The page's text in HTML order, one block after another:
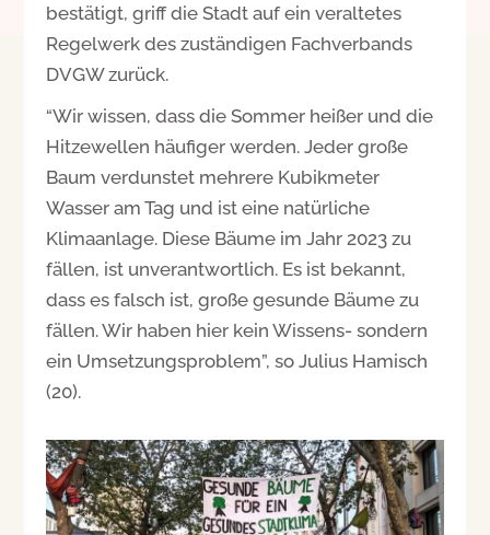
bestätigt, griff die Stadt auf ein veraltetes
Regelwerk des zuständigen Fachverbands
DVGW zurück.
“Wir wissen, dass die Sommer heißer und die
Hitzewellen häufiger werden. Jeder große
Baum verdunstet mehrere Kubikmeter
Wasser am Tag und ist eine natürliche
Klimaanlage. Diese Bäume im Jahr 2023 zu
fällen, ist unverantwortlich. Es ist bekannt,
dass es falsch ist, große gesunde Bäume zu
fällen. Wir haben hier kein Wissens- sondern
ein Umsetzungsproblem”, so Julius Hamisch
(20).